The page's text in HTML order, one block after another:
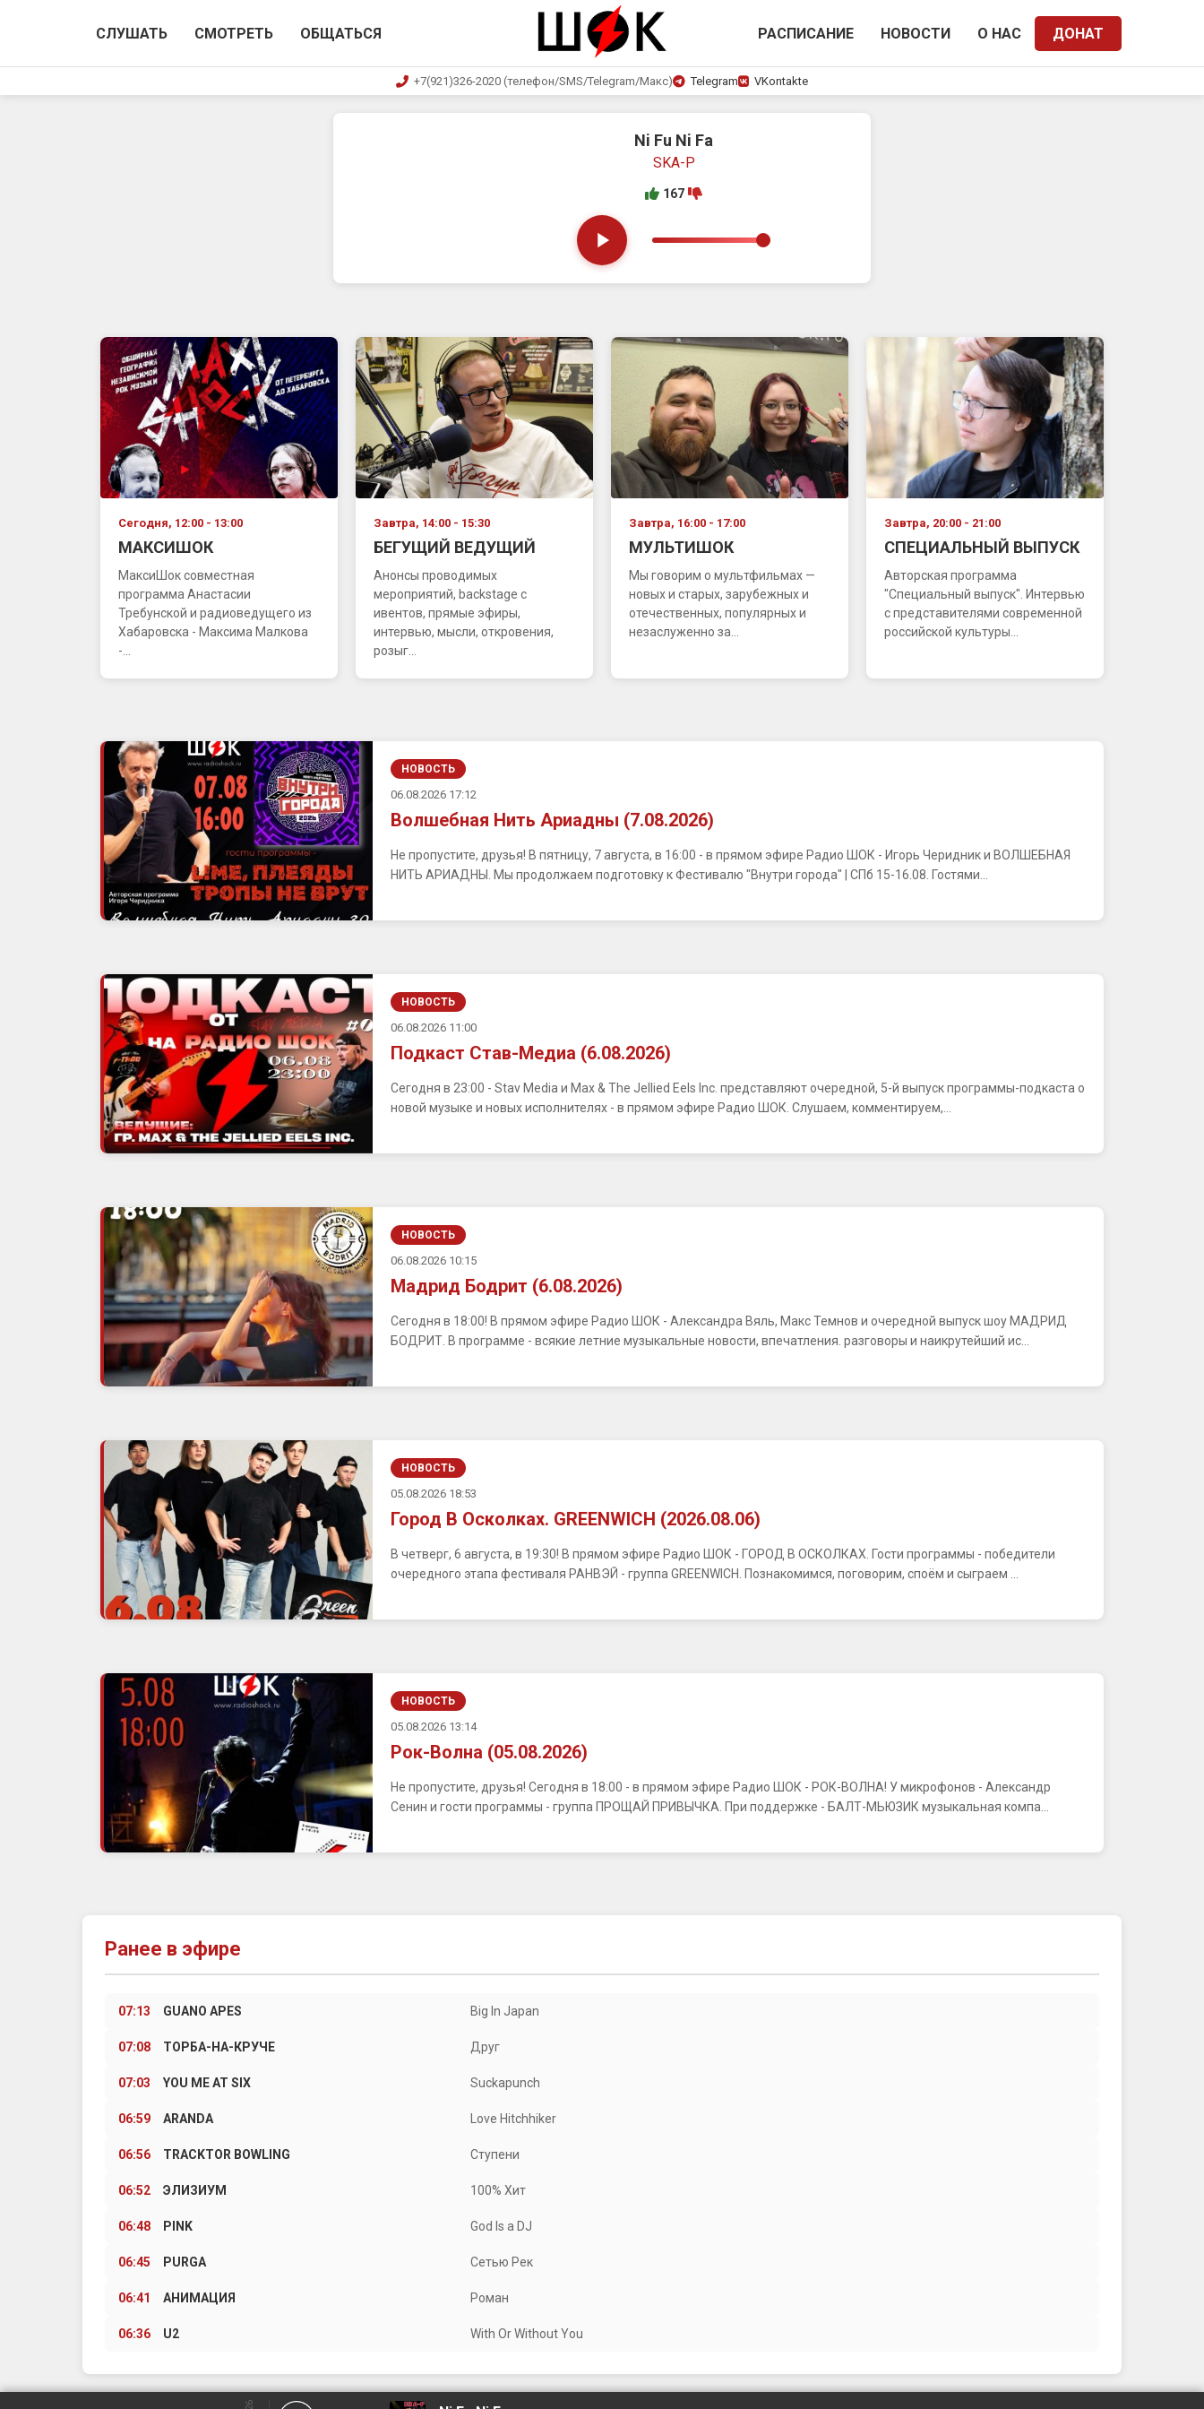
СЛУШАТЬ СМОТРЕТЬ ОБЩАТЬСЯ РАСПИСАНИЕ НОВОСТИ О НАС ДОНАТ
+7(921)326-2020 (телефон/SMS/Telegram/Макс) Telegram VKontakte
Ni Fu Ni Fa
SKA-P
167
Сегодня, 12:00 - 13:00
МАКСИШОК
МаксиШок совместная
программа Анастасии
Требунской и радиоведущего из
Хабаровска - Максима Малкова
-...
Завтра, 14:00 - 15:30
БЕГУЩИЙ ВЕДУЩИЙ
Анонсы проводимых
мероприятий, backstage с
ивентов, прямые эфиры,
интервью, мысли, откровения,
розыг...
Завтра, 16:00 - 17:00
МУЛЬТИШОК
Мы говорим о мультфильмах —
новых и старых, зарубежных и
отечественных, популярных и
незаслуженно за...
Завтра, 20:00 - 21:00
СПЕЦИАЛЬНЫЙ ВЫПУСК
Авторская программа
"Специальный выпуск". Интервью
с представителями современной
российской культуры...
НОВОСТЬ
06.08.2026 17:12
Волшебная Нить Ариадны (7.08.2026)
Не пропустите, друзья! В пятницу, 7 августа, в 16:00 - в прямом эфире Радио ШОК - Игорь Черидник и ВОЛШЕБНАЯ
НИТЬ АРИАДНЫ. Мы продолжаем подготовку к Фестивалю "Внутри города" | СПб 15-16.08. Гостями...
НОВОСТЬ
06.08.2026 11:00
Подкаст Став-Медиа (6.08.2026)
Сегодня в 23:00 - Stav Media и Max & The Jellied Eels Inc. представляют очередной, 5-й выпуск программы-подкаста о
новой музыке и новых исполнителях - в прямом эфире Радио ШОК. Слушаем, комментируем,...
НОВОСТЬ
06.08.2026 10:15
Мадрид Бодрит (6.08.2026)
Сегодня в 18:00! В прямом эфире Радио ШОК - Александра Вяль, Макс Темнов и очередной выпуск шоу МАДРИД
БОДРИТ. В программе - всякие летние музыкальные новости, впечатления. разговоры и наикрутейший ис...
НОВОСТЬ
05.08.2026 18:53
Город В Осколках. GREENWICH (2026.08.06)
В четверг, 6 августа, в 19:30! В прямом эфире Радио ШОК - ГОРОД В ОСКОЛКАХ. Гости программы - победители
очередного этапа фестиваля РАНВЭЙ - группа GREENWICH. Познакомимся, поговорим, споём и сыграем ...
НОВОСТЬ
05.08.2026 13:14
Рок-Волна (05.08.2026)
Не пропустите, друзья! Сегодня в 18:00 - в прямом эфире Радио ШОК - РОК-ВОЛНА! У микрофонов - Александр
Сенин и гости программы - группа ПРОЩАЙ ПРИВЫЧКА. При поддержке - БАЛТ-МЬЮЗИК музыкальная компа...
Ранее в эфире
07:13 GUANO APES Big In Japan
07:08 ТОРБА-НА-КРУЧЕ Друг
07:03 YOU ME AT SIX Suckapunch
06:59 ARANDA Love Hitchhiker
06:56 TRACKTOR BOWLING Ступени
06:52 ЭЛИЗИУМ 100% Хит
06:48 PINK God Is a DJ
06:45 PURGA Сетью Рек
06:41 АНИМАЦИЯ Роман
06:36 U2 With Or Without You